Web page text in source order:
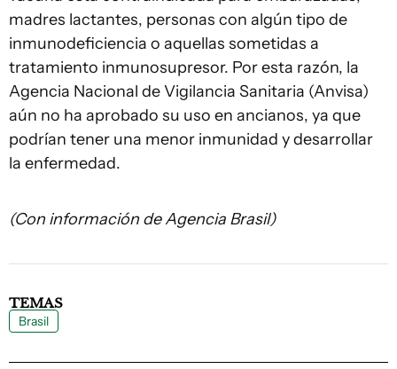
madres lactantes, personas con algún tipo de
inmunodeficiencia o aquellas sometidas a
tratamiento inmunosupresor. Por esta razón, la
Agencia Nacional de Vigilancia Sanitaria (Anvisa)
aún no ha aprobado su uso en ancianos, ya que
podrían tener una menor inmunidad y desarrollar
la enfermedad.
(Con información de Agencia Brasil)
TEMAS
Brasil